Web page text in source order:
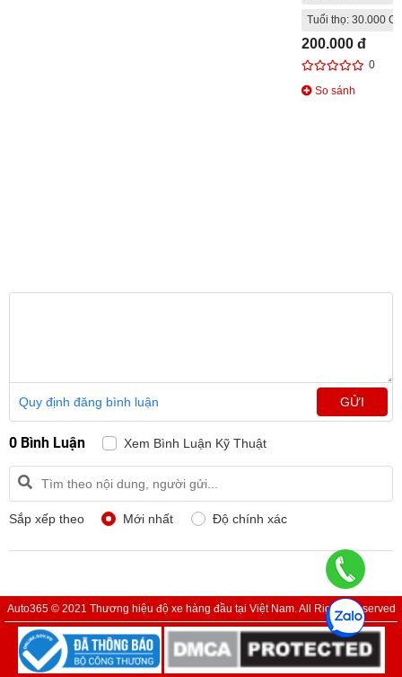
Tuổi thọ: 30.000
200.000 đ
0
So sánh
Quy định đăng bình luận GỬI
0 Bình Luận Xem Bình Luận Kỹ Thuật
Sắp xếp theo Mới nhất Độ chính xác
Auto365 © 2021 Thương hiệu độ xe hàng đầu tại Việt Nam. All Rights Reserved